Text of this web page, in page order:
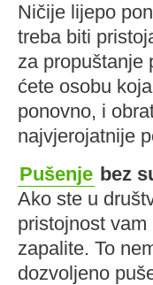
Ničije lijepo
treba biti
za propuštanje
ćete osobu
ponovno, i
najvjerojatnije
Pušenje bez
Ako ste u
pristojnost
zapalite. To
dozvoljeno